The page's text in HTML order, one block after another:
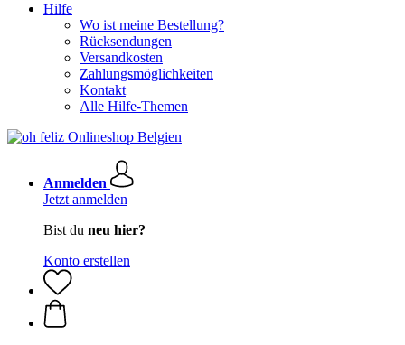
Hilfe
Wo ist meine Bestellung?
Rücksendungen
Versandkosten
Zahlungsmöglichkeiten
Kontakt
Alle Hilfe-Themen
Anmelden
Jetzt anmelden
Bist du neu hier?
Konto erstellen